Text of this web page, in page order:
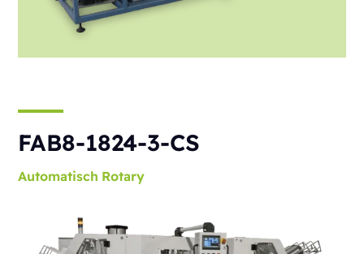
FAB8-1824-3-CS
Automatisch Rotary